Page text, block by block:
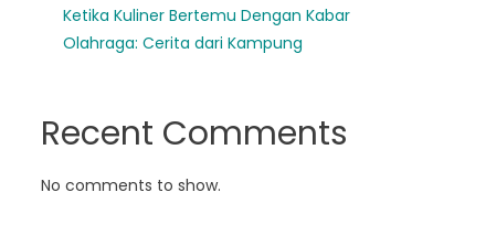
Ketika Kuliner Bertemu Dengan Kabar
Olahraga: Cerita dari Kampung
Recent Comments
No comments to show.